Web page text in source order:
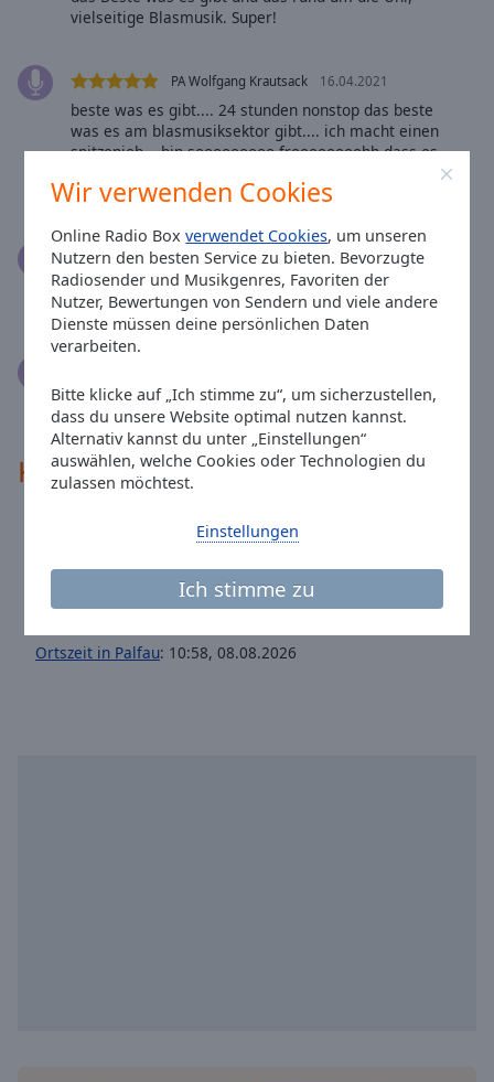
Wir verwenden Cookies
Online Radio Boxverwendet Cookies, um unseren
Nutzern den besten Service zu bieten. Bevorzugte
Radiosender und Musikgenres, Favoriten der
Nutzer, Bewertungen von Sendern und viele andere
Dienste müssen deine persönlichen Daten
verarbeiten.
Bitte klicke auf „Ich stimme zu“, um sicherzustellen,
dass du unsere Website optimal nutzen kannst.
Alternativ kannst du unter „Einstellungen“
auswählen, welche Cookies oder Technologien du
zulassen möchtest.
Ich stimme zu
Einstellungen
Modal
Dialog
dialog
window.
vielseitige Blasmusik. Super!
PA Wolfgang Krautsack 16.04.2021
beste was es gibt.... 24 stunden nonstop das beste
was es am blasmusiksektor gibt.... ich macht einen
spitzenjob... bin sooooooooo froooooooohh dass es
so..... ich bin fast täglich bei euch online......
Peter Wenzel 17.11.2020
Der Sender verspricht nicht nur Blasmusik, er hält
dieses Versprechen auch. Toll!!!
TOP böhmische Musik! 24/7 ! ;-)
Kontakte
blechradio.at
@blechradio
Ortszeit in Palfau: 10:58, 08.08.2026